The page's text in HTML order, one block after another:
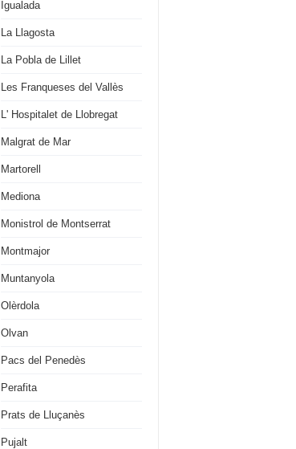
Igualada
La Llagosta
La Pobla de Lillet
Les Franqueses del Vallès
L' Hospitalet de Llobregat
Malgrat de Mar
Martorell
Mediona
Monistrol de Montserrat
Montmajor
Muntanyola
Olèrdola
Olvan
Pacs del Penedès
Perafita
Prats de Lluçanès
Pujalt